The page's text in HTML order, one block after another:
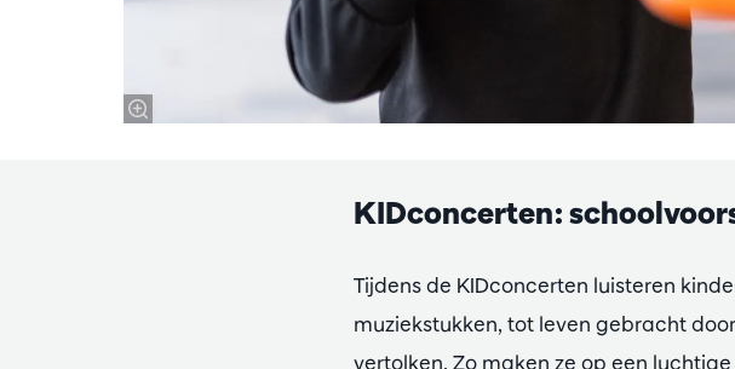
KIDconcerten:
Tijdens de KIDconcerten luisteren
muziekstukken, tot leven gebracht
vertolken. Zo maken ze op een